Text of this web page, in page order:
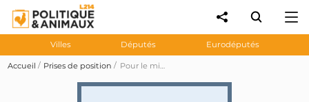
Villes Députés Eurodéputés
Accueil Prises de position Pour le ministre de l'Économie, «il n'y a pas une seule ferme-usine en France»